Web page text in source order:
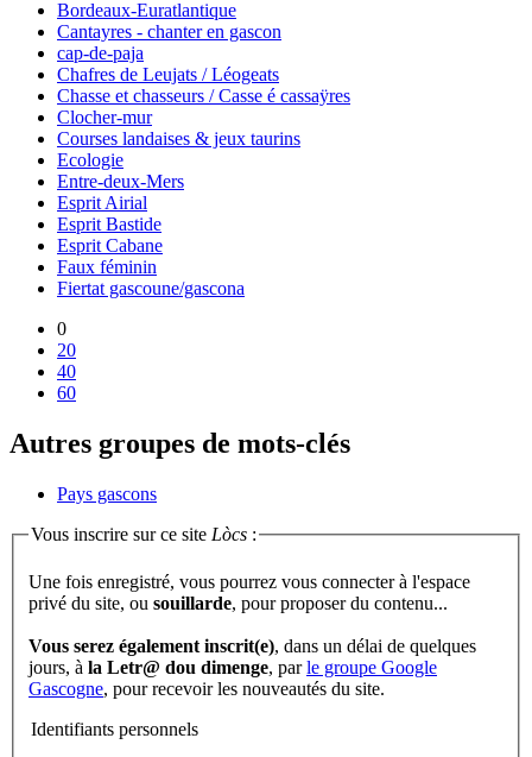
Bordeaux-Euratlantique
Cantayres - chanter en gascon
cap-de-paja
Chafres de Leujats / Léogeats
Chasse et chasseurs / Casse é cassaÿres
Clocher-mur
Courses landaises & jeux taurins
Ecologie
Entre-deux-Mers
Esprit Airial
Esprit Bastide
Esprit Cabane
Faux féminin
Fiertat gascoune/gascona
0
20
40
60
Autres groupes de mots-clés
Pays gascons
Vous inscrire sur ce site Lòcs :
Une fois enregistré, vous pourrez vous connecter à l'espace
privé du site, ou souillarde , pour proposer du contenu...
Vous serez également inscrit(e), dans un délai de quelques
jours, à la Letr@ dou dimenge, parle groupe Google
Gascogne, pour recevoir les nouveautés du site.
Identifiants personnels